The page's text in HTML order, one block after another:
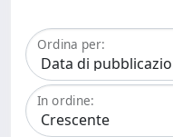
Ordina per:
In ordine: